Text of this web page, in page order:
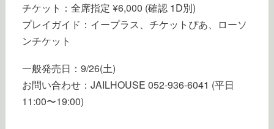
チケット：全席指定 ¥6,000 (確認 1D別)
プレイガイド：イープラス、チケットぴあ、ローソ
ンチケット
一般発売日：9/26(土)
お問い合わせ：JAILHOUSE 052-936-6041 (平日
11:00〜19:00)